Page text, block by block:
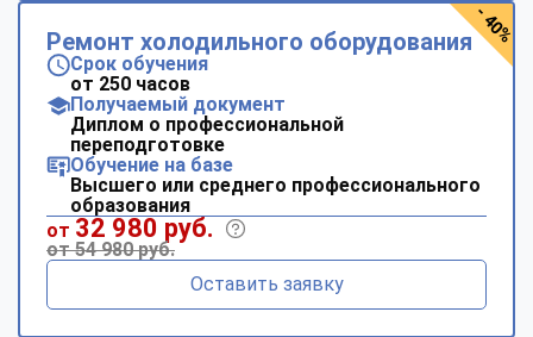
Ремонт холодильного оборудования
Срок обучения
от 250 часов
Получаемый документ
Диплом о профессиональной
переподготовке
Обучение на базе
Высшего или среднего профессионального
образования
от 32 980 руб.
от 54 980 руб.
Оставить заявку
- 40%